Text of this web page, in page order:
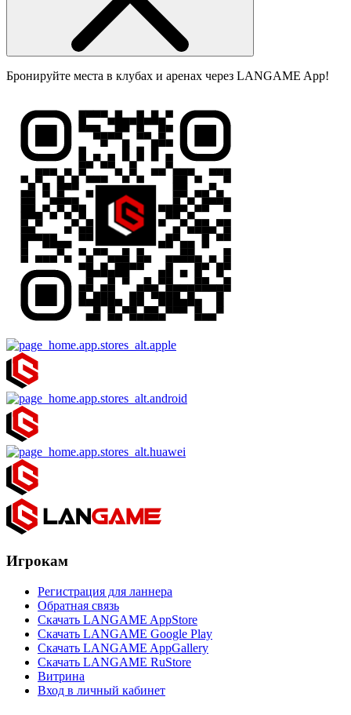
Бронируйте места в клубах и аренах через LANGAME App!
Игрокам
Регистрация для ланнера
Обратная связь
Скачать LANGAME AppStore
Скачать LANGAME Google Play
Скачать LANGAME AppGallery
Скачать LANGAME RuStore
Витрина
Вход в личный кабинет